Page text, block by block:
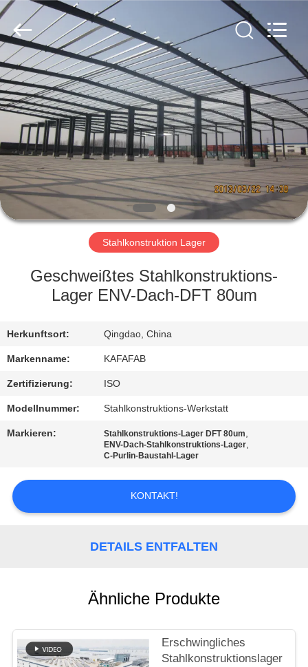
ZU
HAUSE
PRODUKTE
VIDEOS
VR
ÜBER
WERKSBESICHTIGUNG
QUALITÄTSKONTROLLE
KONTAKT
NEUIGKEITEN
Fabrication
Co.,
All
Rights
Reserved.
Stahlkonstruktion Lager
Geschweißtes Stahlkonstruktions-
Lager ENV-Dach-DFT 80um
Herkunftsort: Qingdao, China
Markenname: KAFAFAB
Zertifizierung: ISO
Modellnummer: Stahlkonstruktions-Werkstatt
Markieren: Stahlkonstruktions-Lager DFT 80um,
ENV-Dach-Stahlkonstruktions-Lager,
C-Purlin-Baustahl-Lager
KONTAKT!
DETAILS ENTFALTEN
Ähnliche Produkte
Erschwingliches
Stahlkonstruktionslager